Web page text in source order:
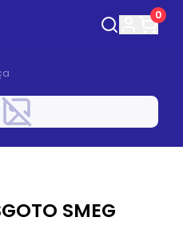
0
SMEG